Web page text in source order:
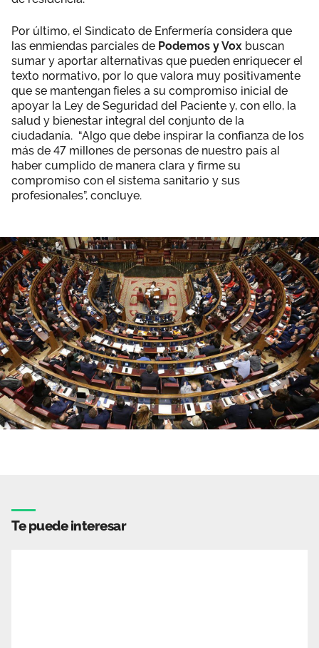
Por último, el Sindicato de Enfermería considera que
las enmiendas parciales de Podemos y Vox buscan
sumar y aportar alternativas que pueden enriquecer el
texto normativo, por lo que valora muy positivamente
que se mantengan fieles a su compromiso inicial de
apoyar la Ley de Seguridad del Paciente y, con ello, la
salud y bienestar integral del conjunto de la
ciudadanía. “Algo que debe inspirar la confianza de los
más de 47 millones de personas de nuestro país al
haber cumplido de manera clara y firme su
compromiso con el sistema sanitario y sus
profesionales”, concluye.
Te puede interesar